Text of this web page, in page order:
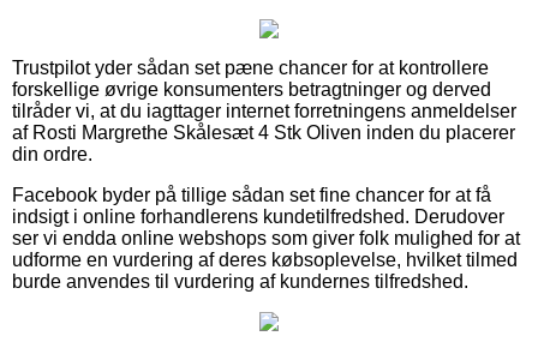
Trustpilot yder sådan set pæne chancer for at kontrollere
forskellige øvrige konsumenters betragtninger og derved
tilråder vi, at du iagttager internet forretningens anmeldelser
af Rosti Margrethe Skålesæt 4 Stk Oliven inden du placerer
din ordre.
Facebook byder på tillige sådan set fine chancer for at få
indsigt i online forhandlerens kundetilfredshed. Derudover
ser vi endda online webshops som giver folk mulighed for at
udforme en vurdering af deres købsoplevelse, hvilket tilmed
burde anvendes til vurdering af kundernes tilfredshed.